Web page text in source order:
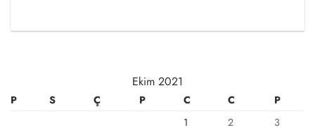
Ekim 2021
P S Ç P C C
P
1
2
3